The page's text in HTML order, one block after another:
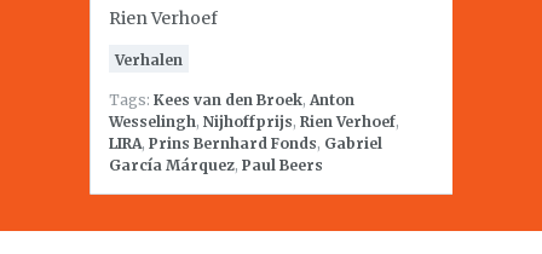
Rien Verhoef
Verhalen
Tags: Kees van den Broek, Anton
Wesselingh, Nijhoffprijs, Rien Verhoef,
LIRA, Prins Bernhard Fonds, Gabriel
García Márquez, Paul Beers